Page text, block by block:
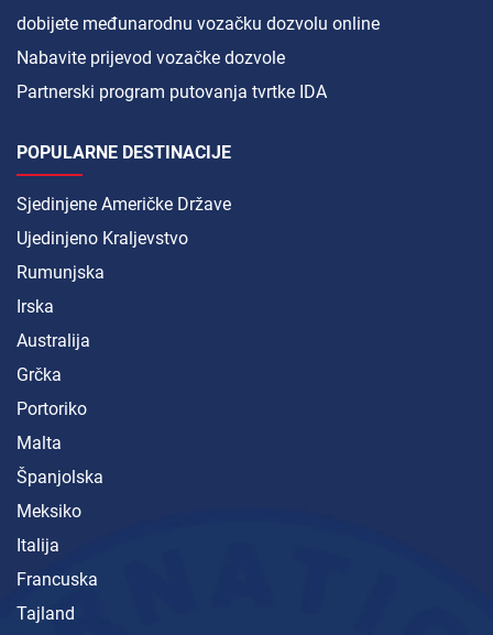
dobijete međunarodnu vozačku dozvolu online
Nabavite prijevod vozačke dozvole
Partnerski program putovanja tvrtke IDA
POPULARNE DESTINACIJE
Sjedinjene Američke Države
Ujedinjeno Kraljevstvo
Rumunjska
Irska
Australija
Grčka
Portoriko
Malta
Španjolska
Meksiko
Italija
Francuska
Tajland